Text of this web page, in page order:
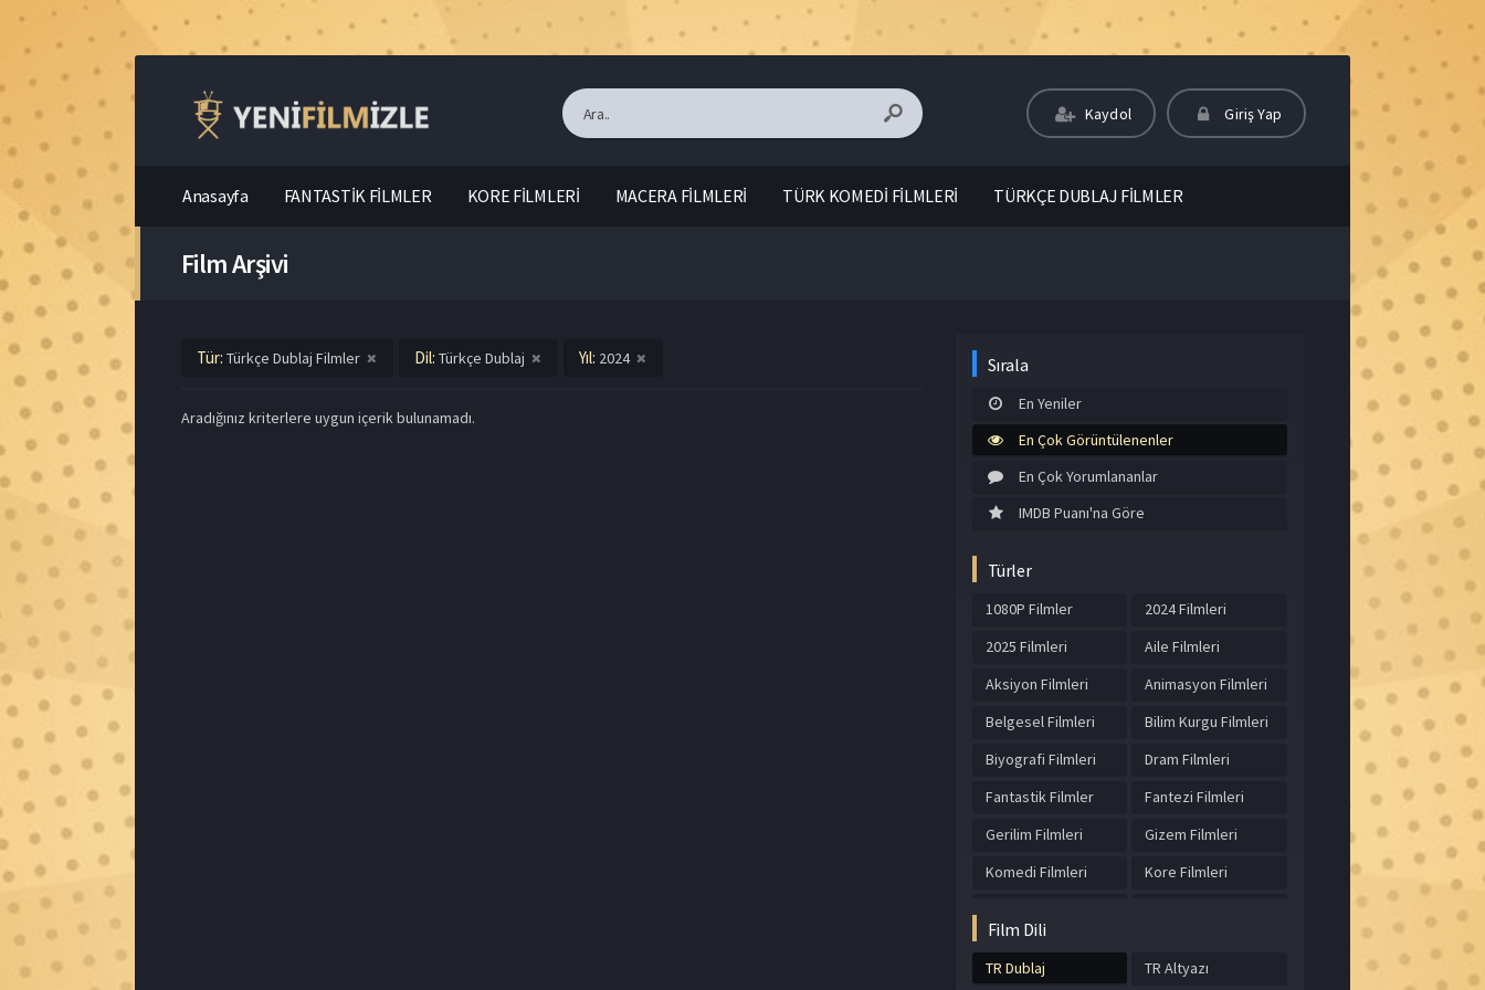
Kaydol Giriş Yap
Anasayfa FANTASTİK FİLMLER KORE FİLMLERİ MACERA FİLMLERİ TÜRK KOMEDİ FİLMLERİ TÜRKÇE DUBLAJ FİLMLER
Film Arşivi
Tür: Türkçe Dublaj Filmler Dil: Türkçe Dublaj Yıl: 2024
Aradığınız kriterlere uygun içerik bulunamadı.
Sırala
En Yeniler
En Çok Görüntülenenler
En Çok Yorumlananlar
IMDB Puanı'na Göre
Türler
1080P Filmler
2024 Filmleri
2025 Filmleri
Aile Filmleri
Aksiyon Filmleri
Animasyon Filmleri
Belgesel Filmleri
Bilim Kurgu Filmleri
Biyografi Filmleri
Dram Filmleri
Fantastik Filmler
Fantezi Filmleri
Gerilim Filmleri
Gizem Filmleri
Komedi Filmleri
Kore Filmleri
Spor Filmleri
Film Dili
TR Dublaj TR Altyazı